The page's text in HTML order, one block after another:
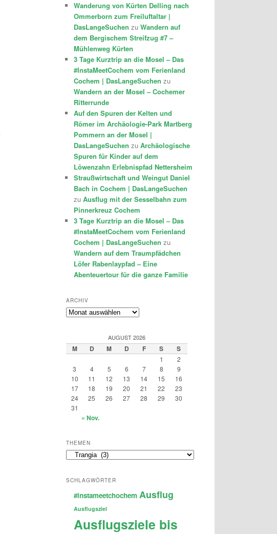
Wanderung von Kürten Delling nach
Ommerborn zum Freiluftaltar |
DasLangeSuchen zu Wandern auf
dem Bergischem Streifzug #7 –
Mühlenweg Kürten
3 Tage Kurztrip an die Mosel – Das
#InstaMeetCochem vom Ferienland
Cochem | DasLangeSuchen zu
Wandern an der Mosel – Cochemer
Ritterrunde
Auf den Spuren der Kelten und
Römer im Archäologie-Park Martberg
Pommern an der Mosel |
DasLangeSuchen zu Archäologische
Spuren für Kinder auf dem
Löwenzahn Erlebnispfad Nettersheim
Straußwirtschaft und Weingut Daniel
Bach in Cochem | DasLangeSuchen
zu Ausflug mit der Sesselbahn zum
Pinnerkreuz Cochem
3 Tage Kurztrip an die Mosel – Das
#InstaMeetCochem vom Ferienland
Cochem | DasLangeSuchen zu
Wandern auf dem Traumpfädchen
Löfer Rabenlaypfad – Eine
Abenteuertour für die ganze Familie
ARCHIV
Archiv
AUGUST 2026
M D M D F S S
1
2
3
4 5 6 7 8
9
10
11 12 13 14 15
16
17
18 19 20 21 22
23
24
25 26 27 28 29
30
31
« Nov.
THEMEN
Themen
SCHLAGWÖRTER
#instameetchochem Ausflug
Ausflugsziel
Ausflugsziele bis